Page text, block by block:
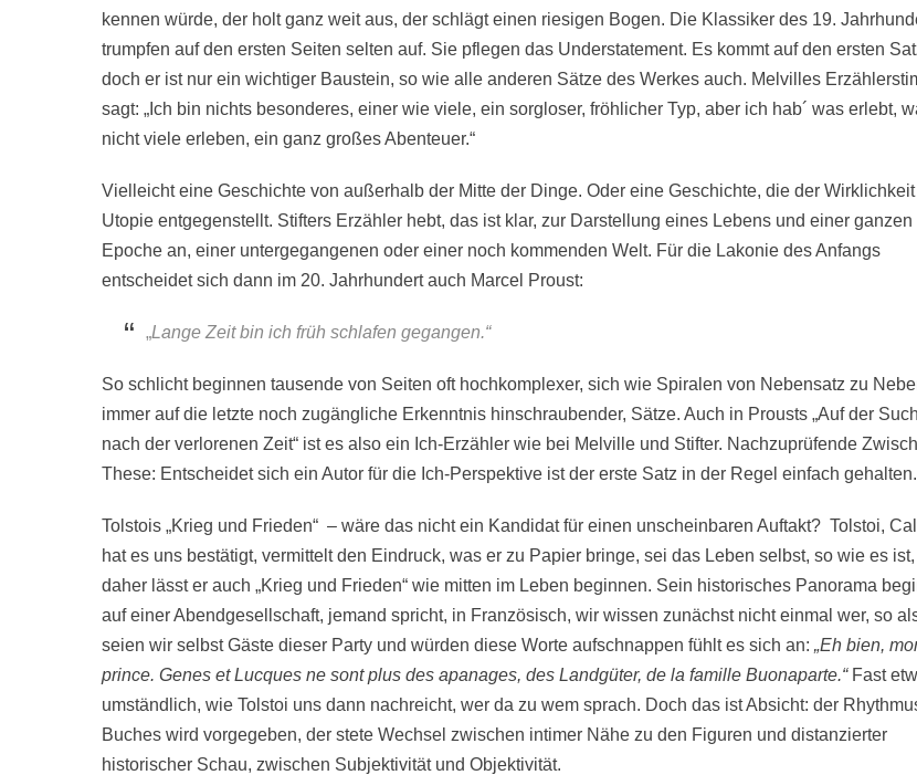
kennen würde, der holt ganz weit aus, der schlägt einen riesigen Bogen. Die Klassiker des 19.
trumpfen auf den ersten Seiten selten auf. Sie pflegen das Understatement. Es kommt auf den ersten
doch er ist nur ein wichtiger Baustein, so wie alle anderen Sätze des Werkes auch. Melvilles
sagt: „Ich bin nichts besonderes, einer wie viele, ein sorgloser, fröhlicher Typ, aber ich hab´ was erlebt,
nicht viele erleben, ein ganz großes Abenteuer.“
Vielleicht eine Geschichte von außerhalb der Mitte der Dinge. Oder eine Geschichte, die der
Utopie entgegenstellt. Stifters Erzähler hebt, das ist klar, zur Darstellung eines Lebens und einer ganzen
Epoche an, einer untergegangenen oder einer noch kommenden Welt. Für die Lakonie des Anfangs
entscheidet sich dann im 20. Jahrhundert auch Marcel Proust:
„Lange Zeit bin ich früh schlafen gegangen.“
So schlicht beginnen tausende von Seiten oft hochkomplexer, sich wie Spiralen von Nebensatz zu
immer auf die letzte noch zugängliche Erkenntnis hinschraubender, Sätze. Auch in Prousts „Auf der
nach der verlorenen Zeit“ ist es also ein Ich-Erzähler wie bei Melville und Stifter. Nachzuprüfende
These: Entscheidet sich ein Autor für die Ich-Perspektive ist der erste Satz in der Regel einfach gehalten.
Tolstois „Krieg und Frieden“ – wäre das nicht ein Kandidat für einen unscheinbaren Auftakt? Tolstoi,
hat es uns bestätigt, vermittelt den Eindruck, was er zu Papier bringe, sei das Leben selbst, so wie es ist,
daher lässt er auch „Krieg und Frieden“ wie mitten im Leben beginnen. Sein historisches Panorama
auf einer Abendgesellschaft, jemand spricht, in Französisch, wir wissen zunächst nicht einmal wer, so
seien wir selbst Gäste dieser Party und würden diese Worte aufschnappen fühlt es sich an: „Eh bien,
prince. Genes et Lucques ne sont plus des apanages, des Landgüter, de la famille Buonaparte.“ Fast
umständlich, wie Tolstoi uns dann nachreicht, wer da zu wem sprach. Doch das ist Absicht: der
Buches wird vorgegeben, der stete Wechsel zwischen intimer Nähe zu den Figuren und distanzierter
historischer Schau, zwischen Subjektivität und Objektivität.